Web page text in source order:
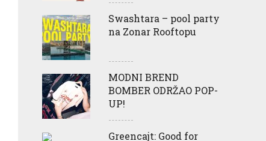
Swashtara – pool party
na Zonar Rooftopu
MODNI BREND
BOMBER ODRŽAO POP-
UP!
Greencajt: Good for